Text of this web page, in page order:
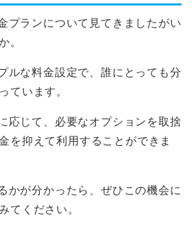
プランについて見てきましたがい
。
ルな料金設定で、誰にとっても分
ています。
応じて、必要なオプションを取捨
を抑えて利用することができま
かが分かったら、ぜひこの機会に
てください。